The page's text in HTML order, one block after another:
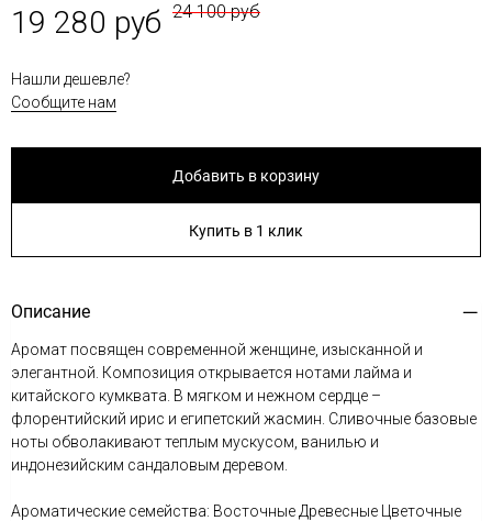
19 280 руб 24 100 руб
Нашли дешевле?
Сообщите нам
Добавить в корзину
Купить в 1 клик
Описание
Аромат посвящен современной женщине, изысканной и
элегантной. Композиция открывается нотами лайма и
китайского кумквата. В мягком и нежном сердце –
флорентийский ирис и египетский жасмин. Сливочные базовые
ноты обволакивают теплым мускусом, ванилью и
индонезийским сандаловым деревом.
Ароматические семейства: Восточные Древесные Цветочные